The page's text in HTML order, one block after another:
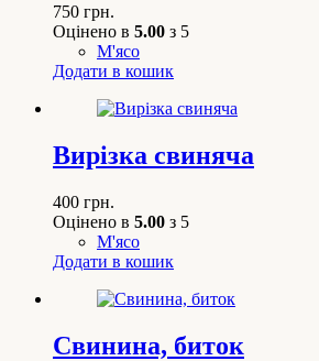
750 грн.
Оцінено в 5.00 з 5
М'ясо
Додати в кошик
Вирізка свиняча
400 грн.
Оцінено в 5.00 з 5
М'ясо
Додати в кошик
Свинина, биток